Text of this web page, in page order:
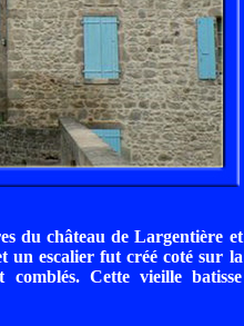
du château de Largentière et
un escalier fut créé coté sur la
Cette vieille batisse